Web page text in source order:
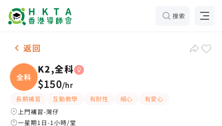
搜索
女-1名 K2,全科，灣仔 補習推介
返回
全科
K2,全科
$150/hr
長期補習 互動教學 有耐性 細心
有愛心
上門補習-灣仔
一星期1日-1小時/堂